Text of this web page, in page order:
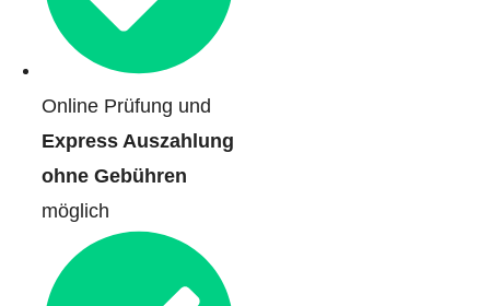
Online Prüfung und
Express Auszahlung
ohne Gebühren
möglich